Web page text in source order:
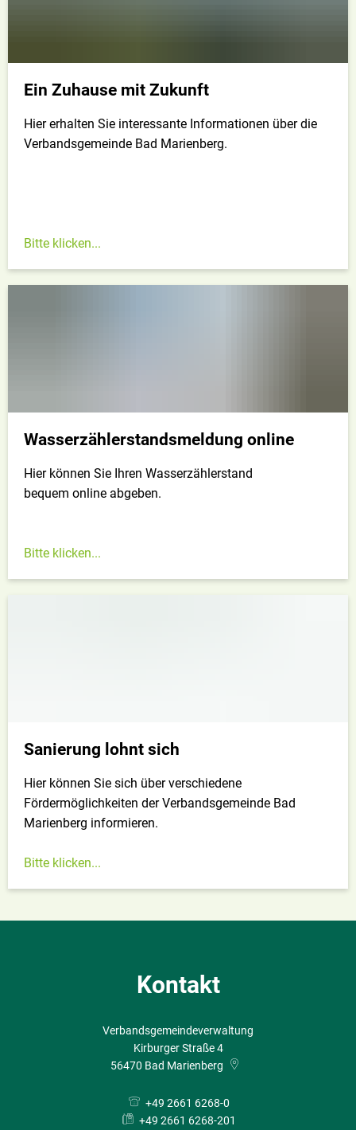
Ein Zuhause mit Zukunft
Hier erhalten Sie interessante Informationen über die
Verbandsgemeinde Bad Marienberg.
Bitte klicken...
Wasserzählerstandsmeldung online
Hier können Sie Ihren Wasserzählerstand
bequem online abgeben.
Bitte klicken...
Sanierung lohnt sich
Hier können Sie sich über verschiedene
Fördermöglichkeiten der Verbandsgemeinde Bad
Marienberg informieren.
Bitte klicken...
Kontakt
Verbandsgemeindeverwaltung
Kirburger Straße 4
56470 Bad Marienberg
+49 2661 6268-0
+49 2661 6268-201